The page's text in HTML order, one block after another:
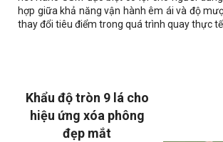
hợp giữa khả năng vận hành êm ái và độ
thay đổi tiêu điểm trong quá trình quay thực tế.
Khẩu độ tròn 9 lá cho
hiệu ứng xóa phông
đẹp mắt